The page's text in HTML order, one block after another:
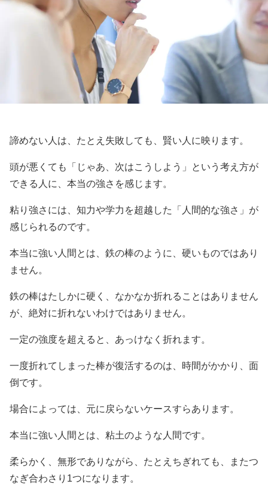
諦めない人は、たとえ失敗しても、賢い人に映ります。
頭が悪くても「じゃあ、次はこうしよう」という考え方が
できる人に、本当の強さを感じます。
粘り強さには、知力や学力を超越した「人間的な強さ」が
感じられるのです。
本当に強い人間とは、鉄の棒のように、硬いものではあり
ません。
鉄の棒はたしかに硬く、なかなか折れることはありません
が、絶対に折れないわけではありません。
一定の強度を超えると、あっけなく折れます。
一度折れてしまった棒が復活するのは、時間がかかり、面
倒です。
場合によっては、元に戻らないケースすらあります。
本当に強い人間とは、粘土のような人間です。
柔らかく、無形でありながら、たとえちぎれても、またつ
なぎ合わさり1つになります。